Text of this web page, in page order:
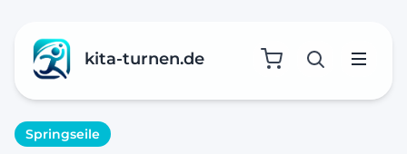
kita-turnen.de SucheMenü
Springseile